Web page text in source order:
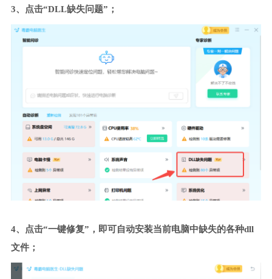
3、点击“DLL缺失问题”；
4、点击“一键修复”，即可自动安装当前电脑中缺失的各种dll
文件；